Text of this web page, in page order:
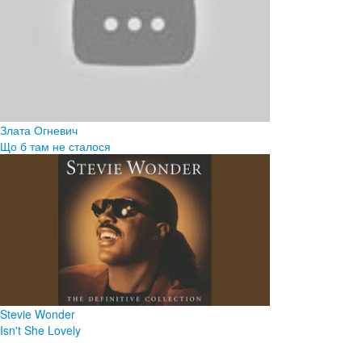
Злата Огневич
Що б там не сталося
Stevie Wonder
Isn't She Lovely